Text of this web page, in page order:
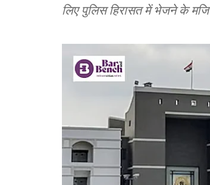
लिए पुलिस हिरासत में भेजने के